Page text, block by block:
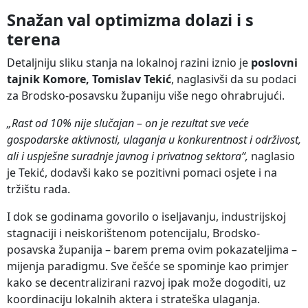
Snažan val optimizma dolazi i s
terena
Detaljniju sliku stanja na lokalnoj razini iznio je poslovni
tajnik Komore, Tomislav Tekić, naglasivši da su podaci
za Brodsko-posavsku županiju više nego ohrabrujući.
„Rast od 10% nije slučajan – on je rezultat sve veće
gospodarske aktivnosti, ulaganja u konkurentnost i održivost,
ali i uspješne suradnje javnog i privatnog sektora“, naglasio
je Tekić, dodavši kako se pozitivni pomaci osjete i na
tržištu rada.
I dok se godinama govorilo o iseljavanju, industrijskoj
stagnaciji i neiskorištenom potencijalu, Brodsko-
posavska županija – barem prema ovim pokazateljima –
mijenja paradigmu. Sve češće se spominje kao primjer
kako se decentralizirani razvoj ipak može dogoditi, uz
koordinaciju lokalnih aktera i strateška ulaganja.